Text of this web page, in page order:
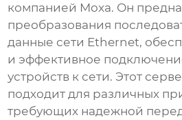
компанией Moxa. Он
преобразования
данные сети Ethernet,
и эффективное
устройств к сети. Этот
подходит для различных
требующих надежной